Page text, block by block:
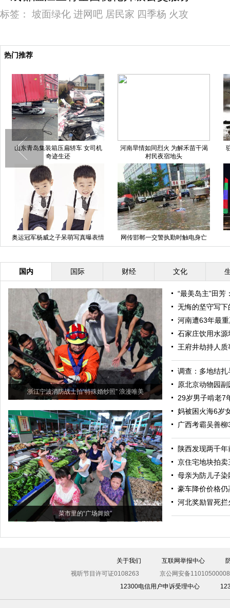
标签： 坡面绿化 进网吧 居民家 四季杨 火攻
热门推荐
山东青岛集装箱压扁轿车 女司机
奇迹生还
河南旱情如同烈火 为解禾苗干渴
村民夜宿地头
奥运冠军杨威之子呆萌写真曝表情
多变惹人爱
网传邯郸一交警执勤时触电身亡
邯郸交警回应非交警
国内 国际 财经 文化
浙江宁波消防战士拍“特殊婚纱照” 浪漫唯美
菜市里的“广场舞娘”
“最美岛主”田芳
无悔的坚守写下
河南遭63年最
石家庄饮用水源
王府井劫持人
调查：多地结扎
原北京动物园
29岁男子啃老7
妈被困火海6岁
广西考霸吴善
陕西发现两千
京住宅地块拍
母亲为防儿子
豪车降价价格
河北奖励冒死
关于我们 互联网举报中心
视听节目许可证0108263
京公网安备
12300电信用户申诉受理中心